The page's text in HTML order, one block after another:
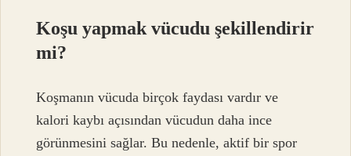
Koşu yapmak vücudu şekillendirir
mi?
Koşmanın vücuda birçok faydası vardır ve
kalori kaybı açısından vücudun daha ince
görünmesini sağlar. Bu nedenle, aktif bir spor